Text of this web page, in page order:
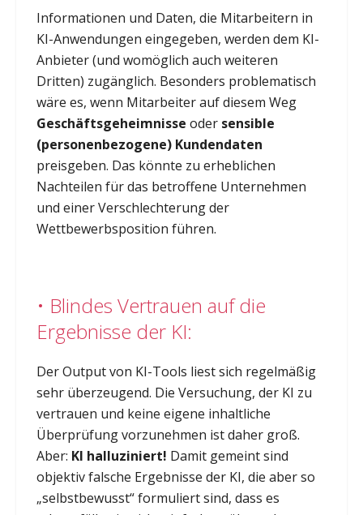
Informationen und Daten, die Mitarbeitern in
KI-Anwendungen eingegeben, werden dem KI-
Anbieter (und womöglich auch weiteren
Dritten) zugänglich. Besonders problematisch
wäre es, wenn Mitarbeiter auf diesem Weg
Geschäftsgeheimnisse oder sensible
(personenbezogene) Kundendaten
preisgeben. Das könnte zu erheblichen
Nachteilen für das betroffene Unternehmen
und einer Verschlechterung der
Wettbewerbsposition führen.
• Blindes Vertrauen auf die
Ergebnisse der KI:
Der Output von KI-Tools liest sich regelmäßig
sehr überzeugend. Die Versuchung, der KI zu
vertrauen und keine eigene inhaltliche
Überprüfung vorzunehmen ist daher groß.
Aber: KI halluziniert! Damit gemeint sind
objektiv falsche Ergebnisse der KI, die aber so
„selbstbewusst“ formuliert sind, dass es